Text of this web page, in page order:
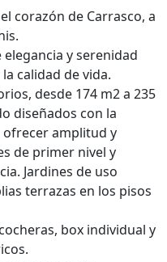
corazón de Carrasco, a
y serenidad
calidad de vida.
desde 174 m2 a 235
diseñados con la
amplitud y
de primer nivel y
Jardines de uso
terrazas en los pisos
box individual y